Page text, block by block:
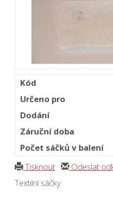
Kód
Určeno pro
Dodání
Záruční doba
Počet sáčků v balení
Tisknout
Odeslat
Textilní sáčky